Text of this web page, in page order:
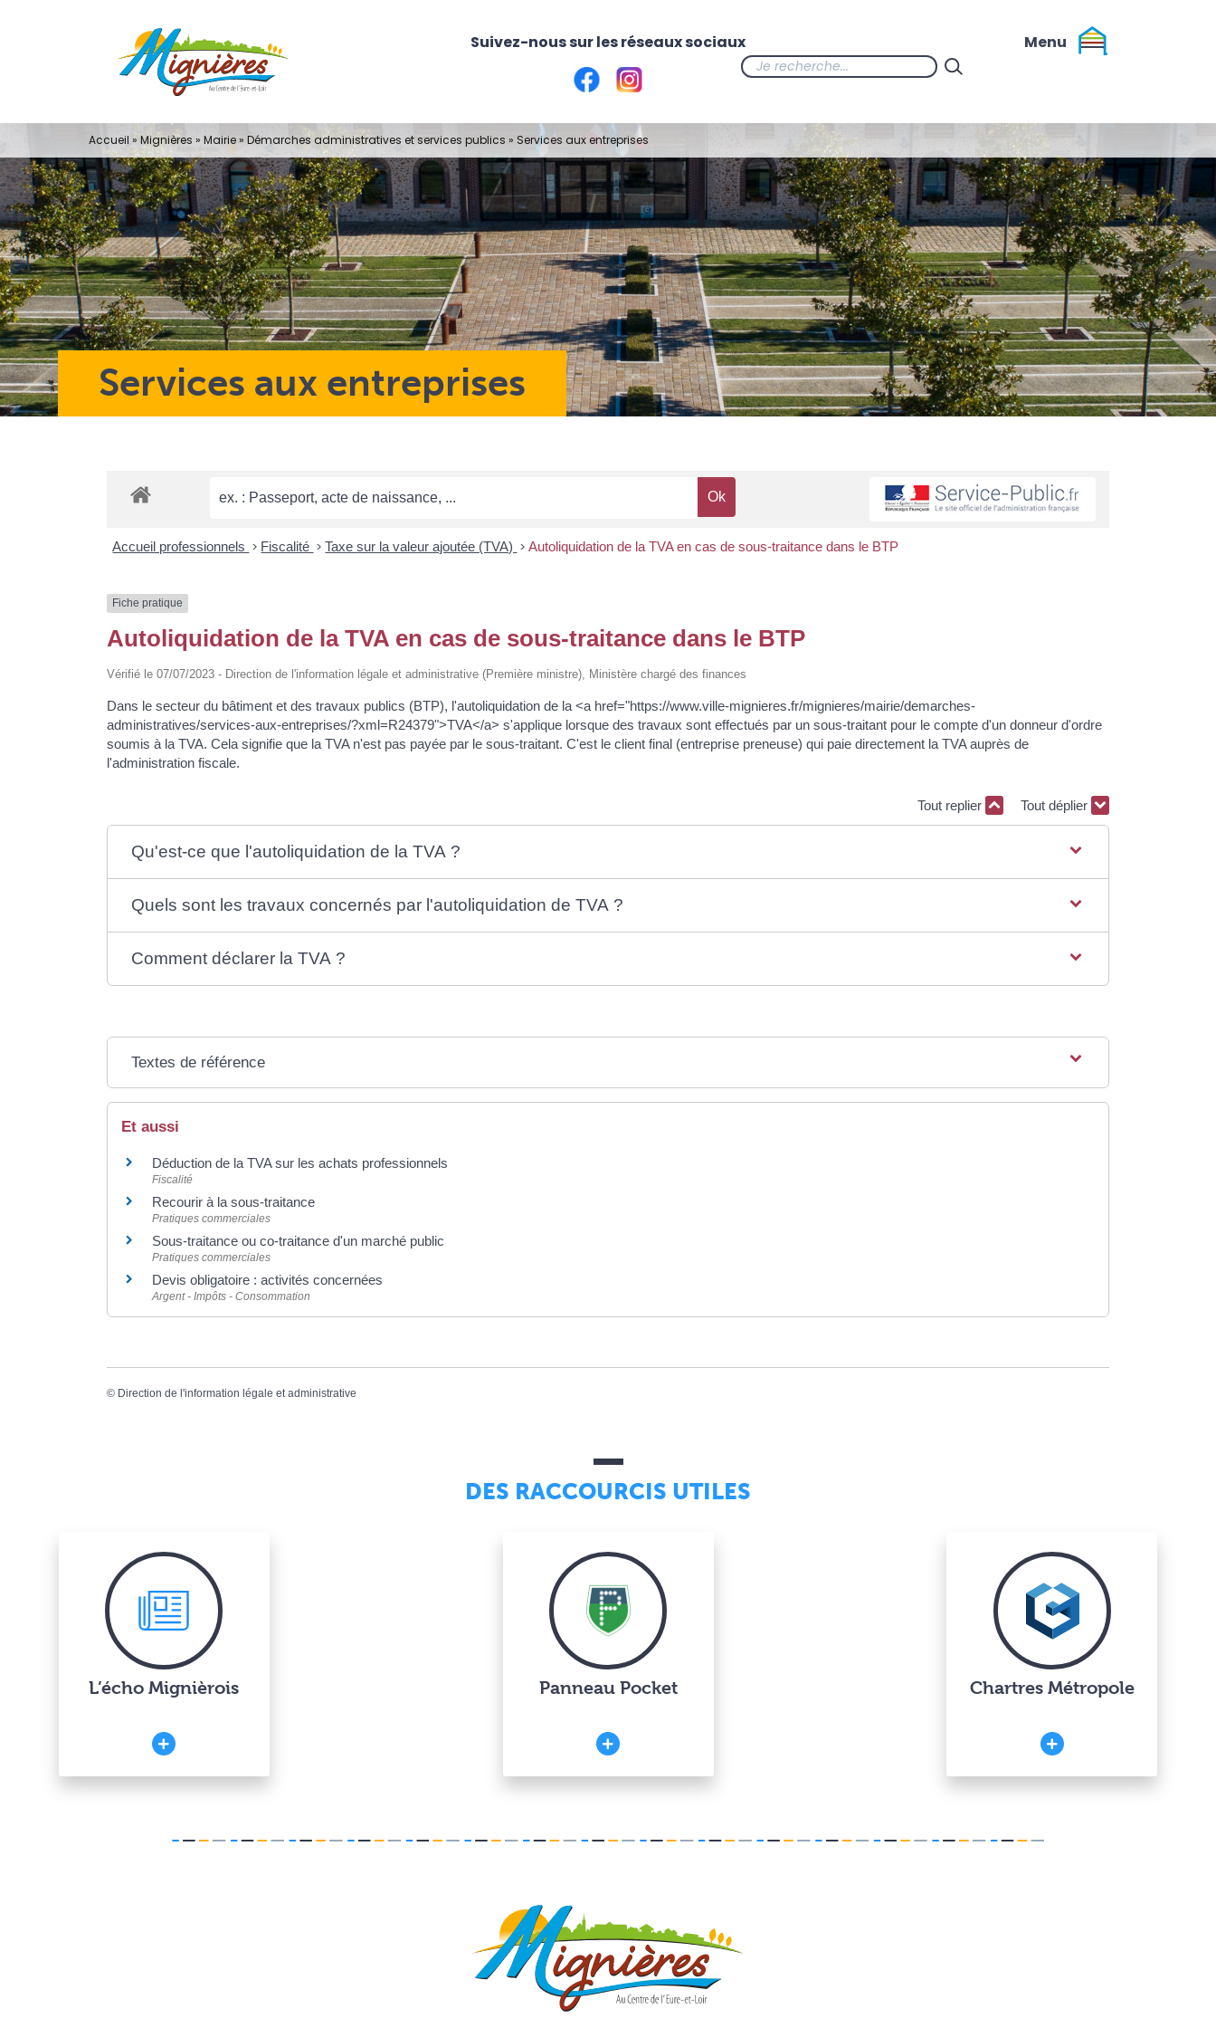
Services aux entreprises
Accueil » Mignières » Mairie» Démarches administratives et services publics » Services aux entreprises
Accueil professionnels > Fiscalité > Taxe sur la valeur ajoutée (TVA) > Autoliquidation de la TVA en cas de sous-traitance dans le BTP
Fiche pratique
Autoliquidation de la TVA en cas de sous-traitance dans le BTP
Vérifié le 07/07/2023 - Direction de l'information légale et administrative (Première ministre), Ministère chargé des finances
Dans le secteur du bâtiment et des travaux publics (BTP), l'autoliquidation de la <a href="https://www.ville-mignieres.fr/mignieres/mairie/demarches-
administratives/services-aux-entreprises/?xml=R24379">TVA</a> s'applique lorsque des travaux sont effectués par un sous-traitant pour le compte d'un donneur d'ordre
soumis à la TVA. Cela signifie que la TVA n'est pas payée par le sous-traitant. C'est le client final (entreprise preneuse) qui paie directement la TVA auprès de
l'administration fiscale.
Tout replier Tout déplier
Qu'est-ce que l'autoliquidation de la TVA ?
Quels sont les travaux concernés par l'autoliquidation de TVA ?
Comment déclarer la TVA ?
Textes de référence
Et aussi
Déduction de la TVA sur les achats professionnels
Fiscalité
Recourir à la sous-traitance
Pratiques commerciales
Sous-traitance ou co-traitance d'un marché public
Pratiques commerciales
Devis obligatoire : activités concernées
Argent - Impôts - Consommation
© Direction de l'information légale et administrative
DES RACCOURCIS UTILES
L’écho Mignièrois Panneau Pocket Chartres Métropole